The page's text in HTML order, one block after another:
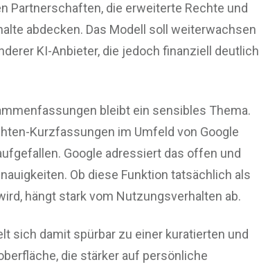
Partnerschaften, die erweiterte Rechte und
abdecken. Das Modell soll weiterwachsen
KI-Anbieter, die jedoch finanziell deutlich
bleibt ein sensibles Thema.
Kurzfassungen im Umfeld von Google
Google adressiert das offen und
Ob diese Funktion tatsächlich als
hängt stark vom Nutzungsverhalten ab.
sich damit spürbar zu einer kuratierten und
die stärker auf persönliche